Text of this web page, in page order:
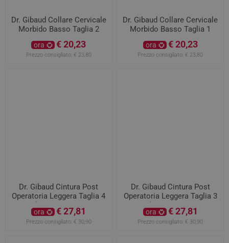
Dr. Gibaud Collare Cervicale
Morbido Basso Taglia 2
ora € 20,23
Prezzo consigliato: € 23,80
Dr. Gibaud Collare Cervicale
Morbido Basso Taglia 1
ora € 20,23
Prezzo consigliato: € 23,80
Dr. Gibaud Cintura Post
Operatoria Leggera Taglia 4
da 95 a 105 cm
ora € 27,81
Prezzo consigliato: € 30,90
Dr. Gibaud Cintura Post
Operatoria Leggera Taglia 3
da 85 a 95 cm
ora € 27,81
Prezzo consigliato: € 30,90